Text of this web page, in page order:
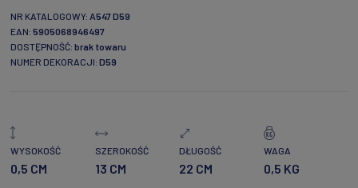
NR KATALOGOWY: A547 D59
EAN: 5905068946497
DOSTĘPNOŚĆ: brak towaru
NUMER DEKORACJI: D59
WYSOKOŚĆ
0,5 CM
SZEROKOŚĆ
13 CM
DŁUGOŚĆ
22 CM
WAGA
0,5 KG